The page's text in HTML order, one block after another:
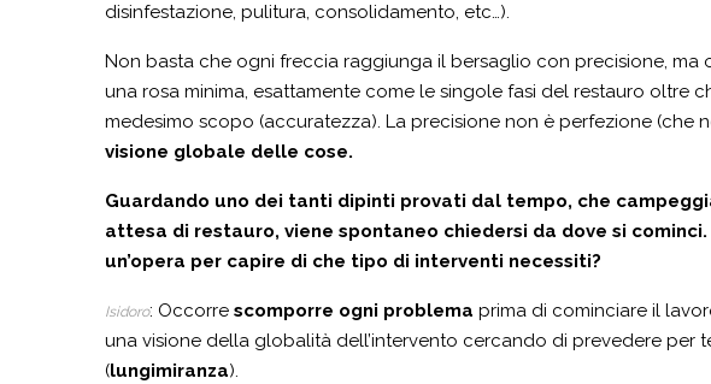
disinfestazione, pulitura, consolidamento, etc…).
Non basta che ogni freccia raggiunga il bersaglio con precisione,
una rosa minima, esattamente come le singole fasi del restauro oltre
medesimo scopo (accuratezza). La precisione non è perfezione (che
visione globale delle cose.
Guardando uno dei tanti dipinti provati dal tempo, che
attesa di restauro, viene spontaneo chiedersi da dove si
un’opera per capire di che tipo di interventi necessiti?
Isidoro: Occorre scomporre ogni problema prima di cominciare il
una visione della globalità dell’intervento cercando di prevedere
(lungimiranza).